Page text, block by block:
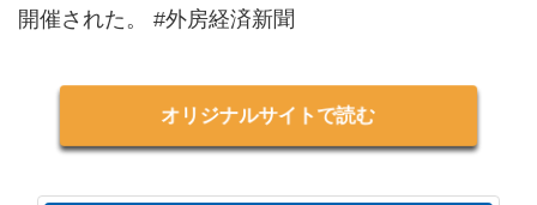
開催された。 #外房経済新聞
オリジナルサイトで読む